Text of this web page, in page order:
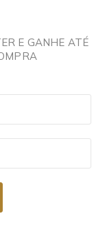
E GANHE ATÉ